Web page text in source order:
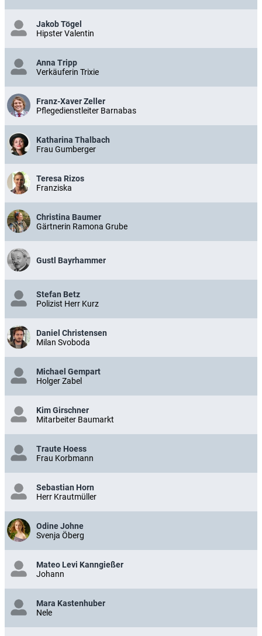
Jakob Tögel
Hipster Valentin
Anna Tripp
Verkäuferin Trixie
Franz-Xaver Zeller
Pflegedienstleiter Barnabas
Katharina Thalbach
Frau Gumberger
Teresa Rizos
Franziska
Christina Baumer
Gärtnerin Ramona Grube
Gustl Bayrhammer
Stefan Betz
Polizist Herr Kurz
Daniel Christensen
Milan Svoboda
Michael Gempart
Holger Zabel
Kim Girschner
Mitarbeiter Baumarkt
Traute Hoess
Frau Korbmann
Sebastian Horn
Herr Krautmüller
Odine Johne
Svenja Öberg
Mateo Levi Kanngießer
Johann
Mara Kastenhuber
Nele